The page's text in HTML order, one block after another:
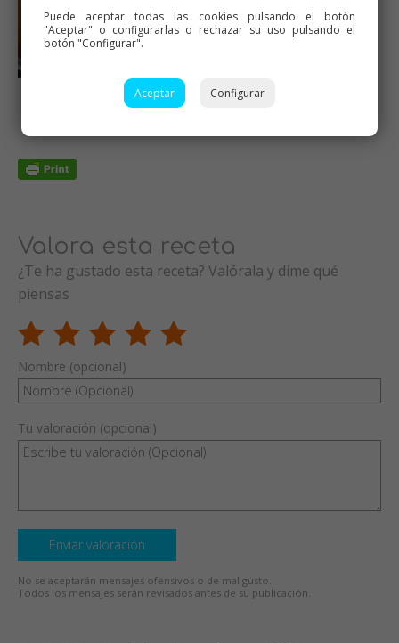
De un día para otro aún
más ricas
Valora esta receta
¿Te ha gustado esta receta? Valórala y dime qué
piensas
Nombre (opcional)
Tu valoración (opcional)
Enviar valoración
No se aceptarán mensajes ofensivos o de mal gusto.
Todos los mensajes serán revisados antes de su publicación.
Puede aceptar todas las cookies pulsando el botón
"Aceptar" o configurarlas o rechazar su uso pulsando el
botón "Configurar".
Aceptar Configurar